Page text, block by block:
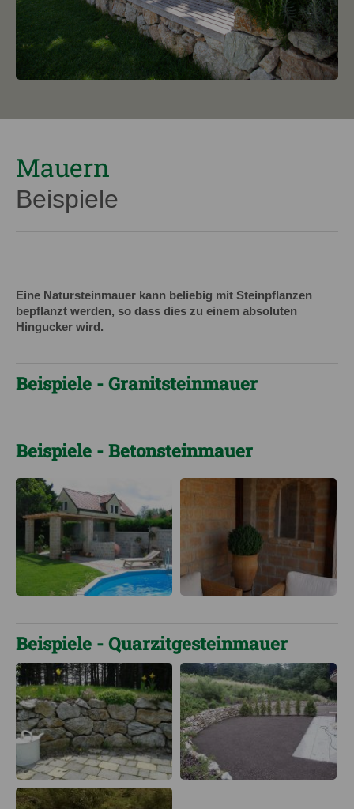
Mauern
Beispiele
Eine Natursteinmauer kann beliebig mit Steinpflanzen
bepflanzt werden, so dass dies zu einem absoluten
Hingucker wird.
Beispiele - Granitsteinmauer
Beispiele - Betonsteinmauer
Beispiele - Quarzitgesteinmauer